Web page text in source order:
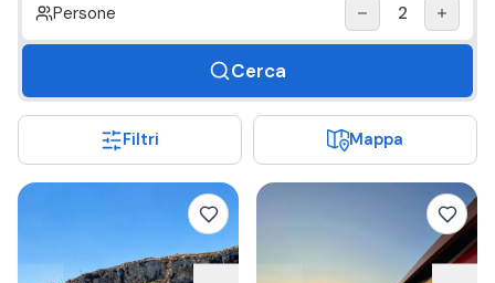
Persone 2
Cerca
Filtri Mappa